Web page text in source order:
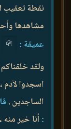
نقطة تعقيب
مشاهدها
عميقة :
ولقد
اسجدوا لآدم
الساجدين .
: أنا خير